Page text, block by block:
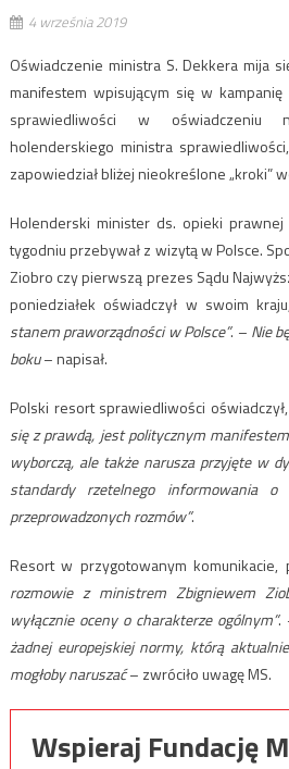
4 września 2019
Oświadczenie ministra S. Dekkera mija
manifestem wpisującym się w
sprawiedliwości w oświadczeniu
holenderskiego ministra
zapowiedział bliżej nieokreślone „kroki”
Holenderski minister ds. opieki prawnej
tygodniu przebywał z wizytą w Polsce.
Ziobro czy pierwszą prezes Sądu
poniedziałek oświadczył w swoim
stanem praworządności w Polsce”. – Nie
boku– napisał.
Polski resort sprawiedliwości
się z prawdą, jest politycznym
wyborczą, ale także narusza przyjęte w
standardy rzetelnego informowania
przeprowadzonych rozmów”.
Resort w przygotowanym komunikacie,
rozmowie z ministrem Zbigniewem
wyłącznie oceny o charakterze ogólnym”.
żadnej europejskiej normy, którą
mogłoby naruszać– zwróciło uwagę MS.
Wspieraj Fundację